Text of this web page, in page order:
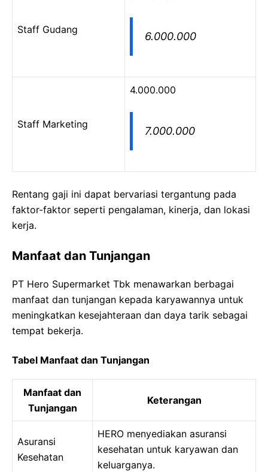
Staff Gudang
6.000.000
Staff Marketing
4.000.000
7.000.000
Rentang gaji ini dapat bervariasi tergantung pada
faktor-faktor seperti pengalaman, kinerja, dan lokasi
kerja.
Manfaat dan Tunjangan
PT Hero Supermarket Tbk menawarkan berbagai
manfaat dan tunjangan kepada karyawannya untuk
meningkatkan kesejahteraan dan daya tarik sebagai
tempat bekerja.
Tabel Manfaat dan Tunjangan
Manfaat dan
Tunjangan
Keterangan
Asuransi
Kesehatan
HERO menyediakan asuransi
kesehatan untuk karyawan dan
keluarganya.